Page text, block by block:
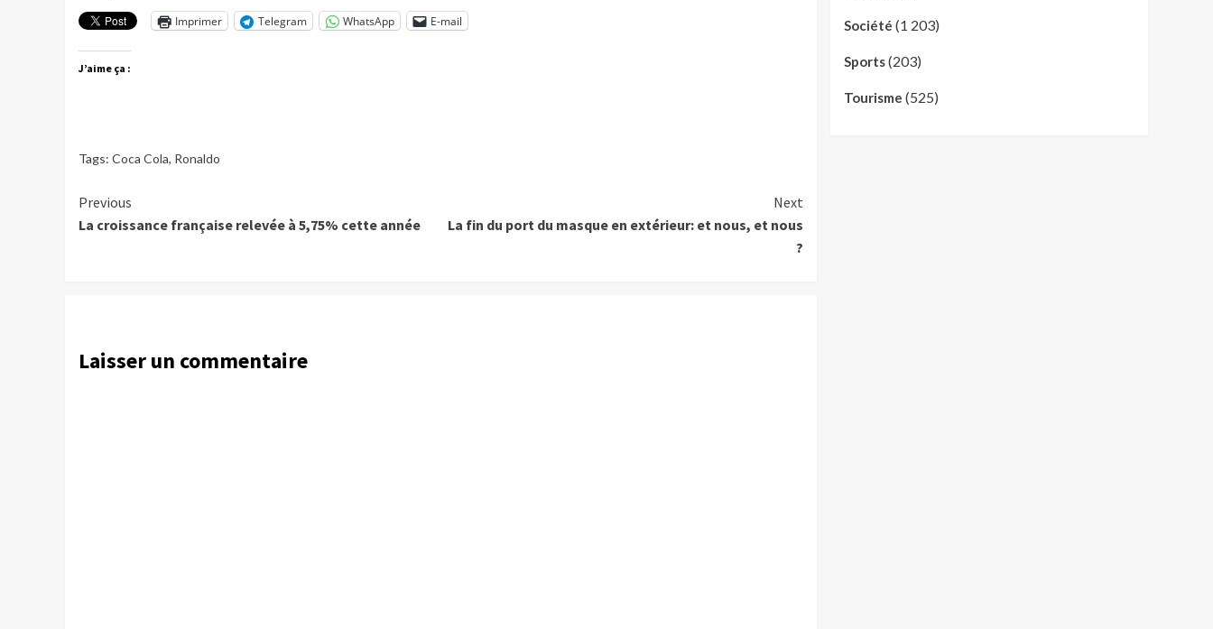
Imprimer Telegram WhatsApp E-mail
J’aime ça :
Tags: Coca Cola, Ronaldo
Continue
Reading
Previous
La croissance française relevée à 5,75% cette année
Next
La fin du port du masque en extérieur: et nous, et nous
?
Laisser un commentaire
Société (1 203)
Sports(203)
Tourisme (525)